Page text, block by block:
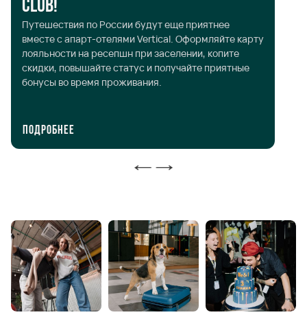
Club!
Путешествия по России будут еще приятнее
вместе с апарт-отелями Vertical. Оформляйте карту
лояльности на ресепшн при заселении, копите
скидки, повышайте статус и получайте приятные
бонусы во время проживания.
Подробнее